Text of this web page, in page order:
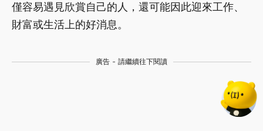
僅容易遇見欣賞自己的人，還可能因此迎來工作、
財富或生活上的好消息。
廣告 - 請繼續往下閱讀